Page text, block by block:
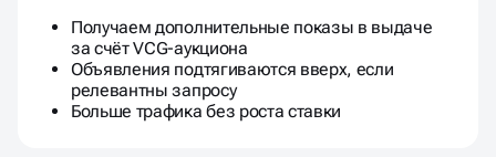
Получаем дополнительные показы в выдаче
за счёт VCG-аукциона
Объявления подтягиваются вверх, если
релевантны запросу
Больше трафика без роста ставки